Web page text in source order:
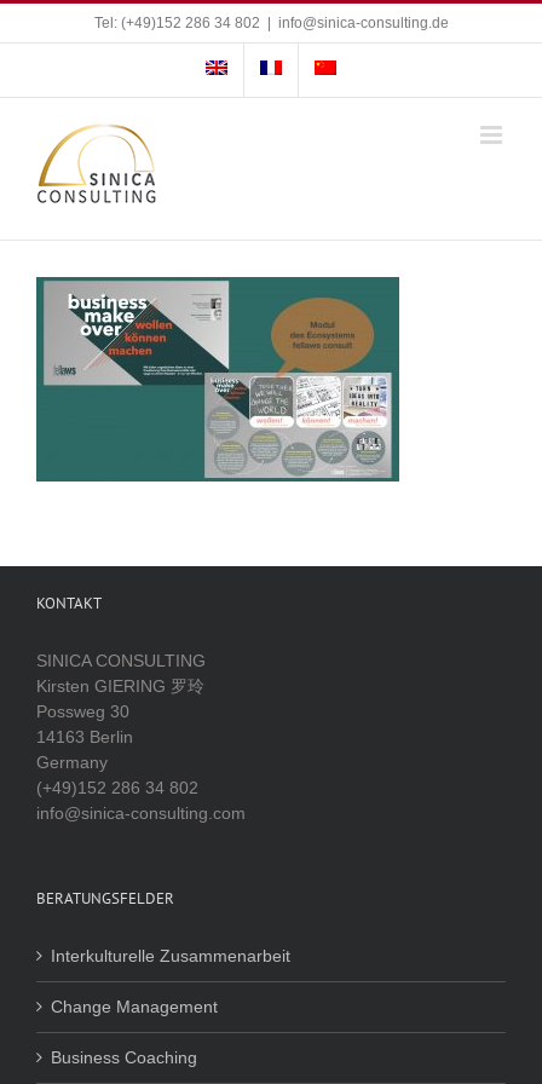
Tel: (+49)152 286 34 802 info@sinica-consulting.de
KONTAKT
SINICA CONSULTING
Kirsten GIERING 罗玲
Possweg 30
14163 Berlin
Germany
(+49)152 286 34 802
info@sinica-consulting.com
BERATUNGSFELDER
Interkulturelle Zusammenarbeit
Change Management
Business Coaching